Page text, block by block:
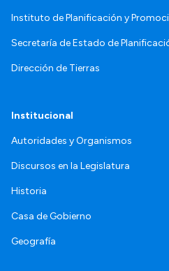
Instituto de Planificación y
Secretaría de Estado de
Dirección de Tierras
Institucional
Autoridades y Organismos
Discursos en la Legislatura
Historia
Casa de Gobierno
Geografía